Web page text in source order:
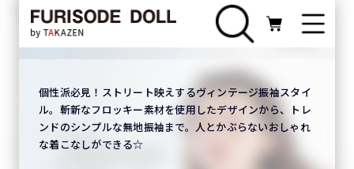
個性派必見！ストリート映えするヴィンテージ振袖スタイ
ル。斬新なフロッキー素材を使用したデザインから、トレ
ンドのシンプルな無地振袖まで。人とかぶらないおしゃれ
な着こなしができる☆